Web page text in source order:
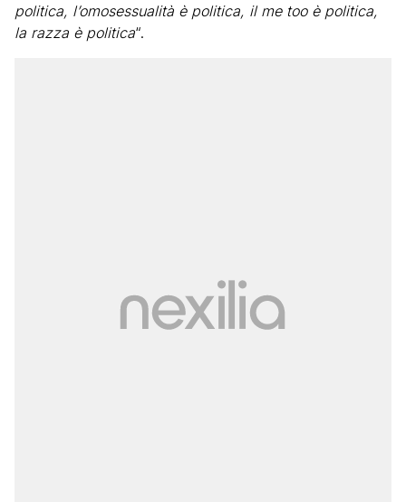
politica, l’omosessualità è politica, il me too è politica,
la razza è politica“.